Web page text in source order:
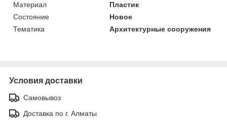
Материал
Пластик
Состояние
Новое
Тематика
Архитектурные сооружения
Условия доставки
Самовывоз
Доставка по г. Алматы